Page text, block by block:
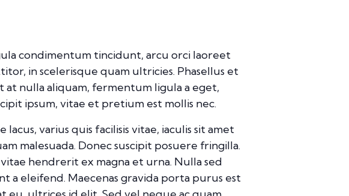
condimentum tincidunt, arcu orci laoreet
in scelerisque quam ultricies. Phasellus et
at nulla aliquam, fermentum ligula a eget,
ipsum, vitae et pretium est mollis nec.
varius quis facilisis vitae, iaculis sit amet
malesuada. Donec suscipit posuere fringilla.
hendrerit ex magna et urna. Nulla sed
a eleifend. Maecenas gravida porta purus est